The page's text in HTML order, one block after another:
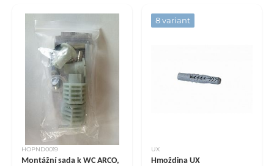
HOPND0019
Montážní sada k WC ARCO,
8 variant
UX
Hmoždina UX